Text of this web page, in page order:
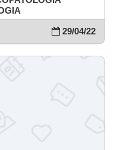
29/04/22